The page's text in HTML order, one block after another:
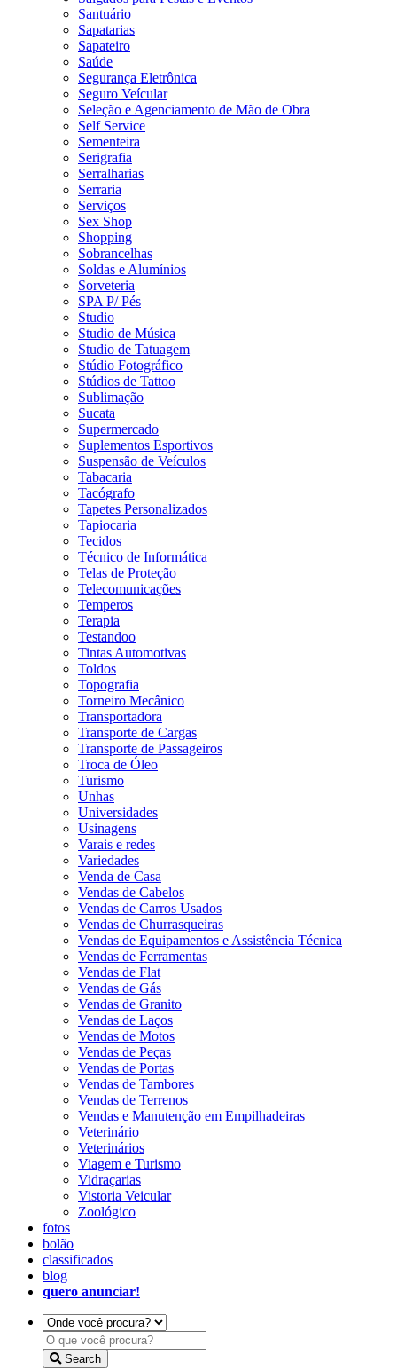
Santuário
Sapatarias
Sapateiro
Saúde
Segurança Eletrônica
Seguro Veícular
Seleção e Agenciamento de Mão de Obra
Self Service
Sementeira
Serigrafia
Serralharias
Serraria
Serviços
Sex Shop
Shopping
Sobrancelhas
Soldas e Alumínios
Sorveteria
SPA P/ Pés
Studio
Studio de Música
Studio de Tatuagem
Stúdio Fotográfico
Stúdios de Tattoo
Sublimação
Sucata
Supermercado
Suplementos Esportivos
Suspensão de Veículos
Tabacaria
Tacógrafo
Tapetes Personalizados
Tapiocaria
Tecidos
Técnico de Informática
Telas de Proteção
Telecomunicações
Temperos
Terapia
Testandoo
Tintas Automotivas
Toldos
Topografia
Torneiro Mecânico
Transportadora
Transporte de Cargas
Transporte de Passageiros
Troca de Óleo
Turismo
Unhas
Universidades
Usinagens
Varais e redes
Variedades
Venda de Casa
Vendas de Cabelos
Vendas de Carros Usados
Vendas de Churrasqueiras
Vendas de Equipamentos e Assistência Técnica
Vendas de Ferramentas
Vendas de Flat
Vendas de Gás
Vendas de Granito
Vendas de Laços
Vendas de Motos
Vendas de Peças
Vendas de Portas
Vendas de Tambores
Vendas de Terrenos
Vendas e Manutenção em Empilhadeiras
Veterinário
Veterinários
Viagem e Turismo
Vidraçarias
Vistoria Veicular
Zoológico
fotos
bolão
classificados
blog
quero anunciar!
Search